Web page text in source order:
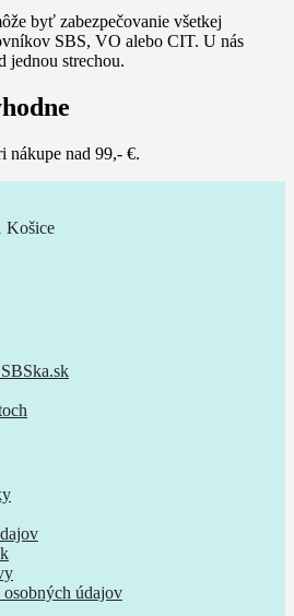
byť zabezpečovanie všetkej
SBS, VO alebo CIT. U nás
jednou strechou.
nákupe nad 99,- €.
Košice
údajov